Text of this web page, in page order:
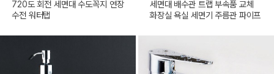
720도 회전 세면대 수도꼭지 연장
수전 워터탭
세면대 배수관 트랩 부속품 교체
화장실 욕실 세면기 주름관 파이프